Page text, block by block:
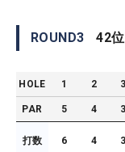
ROUND3 42位
HOLE 1 2 3
PAR 5 4 3
打数 6 4 3